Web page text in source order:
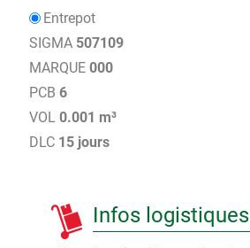
Entrepot
SIGMA 507109
MARQUE 000
PCB 6
VOL 0.001 m³
DLC 15 jours
Infos logistiques